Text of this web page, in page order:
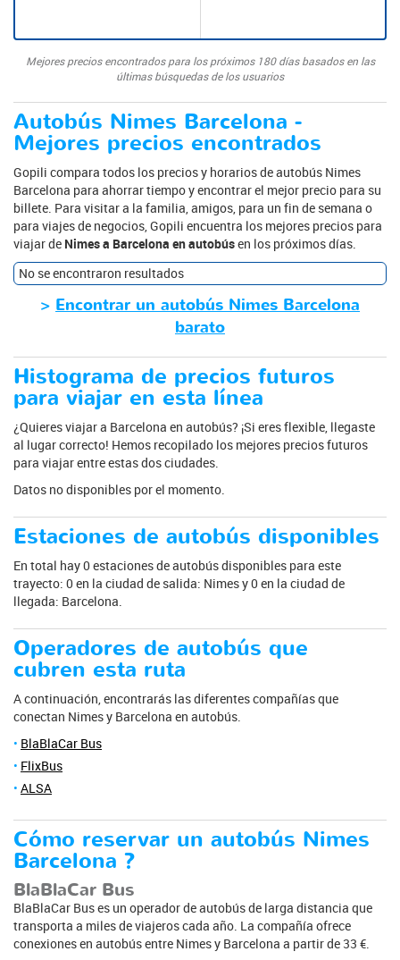
Mejores precios encontrados para los próximos 180 días basados en las
últimas búsquedas de los usuarios
Autobús Nimes Barcelona -
Mejores precios encontrados
Gopili compara todos los precios y horarios de autobús Nimes
Barcelona para ahorrar tiempo y encontrar el mejor precio para su
billete. Para visitar a la familia, amigos, para un fin de semana o
para viajes de negocios, Gopili encuentra los mejores precios para
viajar de Nimes a Barcelona en autobúsen los próximos días.
No se encontraron resultados
> Encontrar un autobús Nimes Barcelona
barato
Histograma de precios futuros
para viajar en esta línea
¿Quieres viajar a Barcelona en autobús? ¡Si eres flexible, llegaste
al lugar correcto! Hemos recopilado los mejores precios futuros
para viajar entre estas dos ciudades.
Datos no disponibles por el momento.
Estaciones de autobús disponibles
En total hay 0 estaciones de autobús disponibles para este
trayecto: 0 en la ciudad de salida: Nimes y 0 en la ciudad de
llegada: Barcelona.
Operadores de autobús que
cubren esta ruta
A continuación, encontrarás las diferentes compañías que
conectan Nimes y Barcelona en autobús.
BlaBlaCar Bus
FlixBus
ALSA
Cómo reservar un autobús Nimes
Barcelona ?
BlaBlaCar Bus
BlaBlaCar Bus es un operador de autobús de larga distancia que
transporta a miles de viajeros cada año. La compañía ofrece
conexiones en autobús entre Nimes y Barcelona a partir de 33 €.